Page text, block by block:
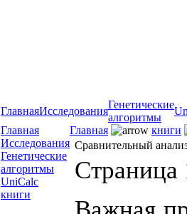
ГлавнаяИсследования
Генетические
алгоритмы
Главная
Исследования
Генетические
алгоритмы
UniCalc
книги
Главная книги
Сравнительный
Страница